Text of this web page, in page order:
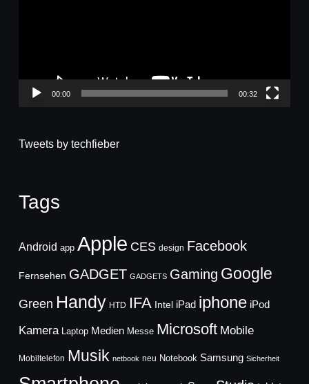
00:00 00:32
Tweets by techfieber
Tags
Android app Apple CES design Facebook
Fernsehen GADGET GADGETS Gaming Google
Green Handy HTD IFA Intel iPad iphone iPod
Kamera Laptop Medien Messe Microsoft Mobile
Mobiltelefon Musik netbook neu Notebook Samsung Sicherheit